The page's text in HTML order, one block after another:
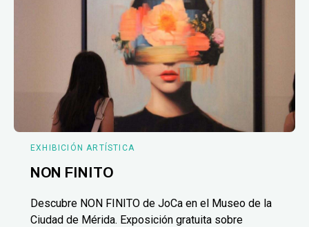
EXHIBICIÓN ARTÍSTICA
NON FINITO
Descubre NON FINITO de JoCa en el Museo de la
Ciudad de Mérida. Exposición gratuita sobre